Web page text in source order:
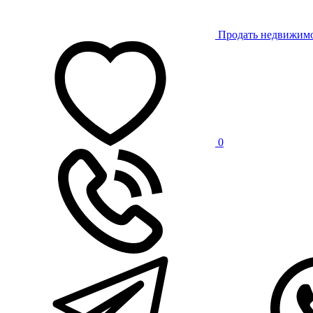
Продать
0